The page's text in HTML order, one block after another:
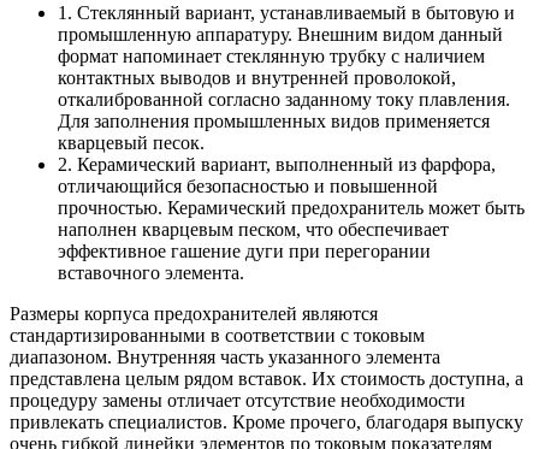
1. Стеклянный вариант, устанавливаемый в бытовую и
промышленную аппаратуру. Внешним видом данный
формат напоминает стеклянную трубку с наличием
контактных выводов и внутренней проволокой,
откалиброванной согласно заданному току плавления.
Для заполнения промышленных видов применяется
кварцевый песок.
2. Керамический вариант, выполненный из фарфора,
отличающийся безопасностью и повышенной
прочностью. Керамический предохранитель может быть
наполнен кварцевым песком, что обеспечивает
эффективное гашение дуги при перегорании
вставочного элемента.
Размеры корпуса предохранителей являются
стандартизированными в соответствии с токовым
диапазоном. Внутренняя часть указанного элемента
представлена целым рядом вставок. Их стоимость доступна, а
процедуру замены отличает отсутствие необходимости
привлекать специалистов. Кроме прочего, благодаря выпуску
очень гибкой линейки элементов по токовым показателям